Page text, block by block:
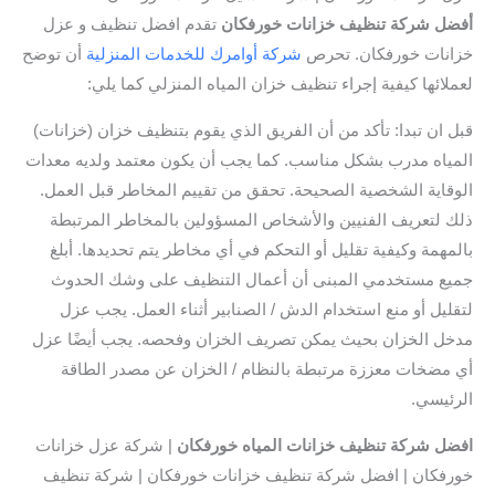
أفضل شركة تنظيف خزانات خورفكان تقدم افضل تنظيف و عزل
خزانات خورفكان. تحرص شركة أوامرك للخدمات المنزلية أن توضح
لعملائها كيفية إجراء تنظيف خزان المياه المنزلي كما يلي:
قبل ان تبدا: تأكد من أن الفريق الذي يقوم بتنظيف خزان (خزانات)
المياه مدرب بشكل مناسب. كما يجب أن يكون معتمد ولديه معدات
الوقاية الشخصية الصحيحة. تحقق من تقييم المخاطر قبل العمل.
ذلك لتعريف الفنيين والأشخاص المسؤولين بالمخاطر المرتبطة
بالمهمة وكيفية تقليل أو التحكم في أي مخاطر يتم تحديدها. أبلغ
جميع مستخدمي المبنى أن أعمال التنظيف على وشك الحدوث
لتقليل أو منع استخدام الدش / الصنابير أثناء العمل. يجب عزل
مدخل الخزان بحيث يمكن تصريف الخزان وفحصه. يجب أيضًا عزل
أي مضخات معززة مرتبطة بالنظام / الخزان عن مصدر الطاقة
الرئيسي.
افضل شركة تنظيف خزانات المياه خورفكان | شركة عزل خزانات
خورفكان | افضل شركة تنظيف خزانات خورفكان | شركة تنظيف